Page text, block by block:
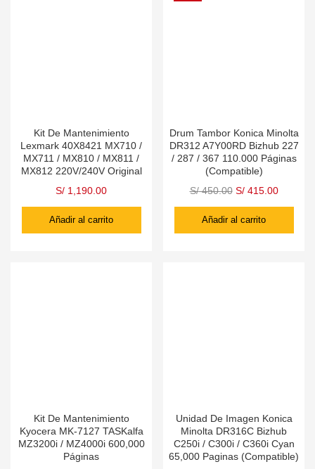
Kit De Mantenimiento
Lexmark 40X8421 MX710 /
MX711 / MX810 / MX811 /
MX812 220V/240V Original
S/ 1,190.00
Añadir al carrito
Drum Tambor Konica Minolta
DR312 A7Y00RD Bizhub 227
/ 287 / 367 110.000 Páginas
(Compatible)
S/450.00 S/415.00
Añadir al carrito
Kit De Mantenimiento
Kyocera MK-7127 TASKalfa
MZ3200i / MZ4000i 600,000
Páginas
Unidad De Imagen Konica
Minolta DR316C Bizhub
C250i / C300i / C360i Cyan
65,000 Paginas (Compatible)